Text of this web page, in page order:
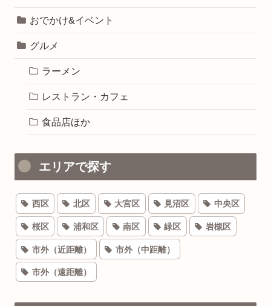
おでかけ&イベント
グルメ
ラーメン
レストラン・カフェ
食品店ほか
エリアで探す
西区 北区 大宮区 見沼区 中央区
桜区 浦和区 南区 緑区 岩槻区
市外（近距離） 市外（中距離）
市外（遠距離）